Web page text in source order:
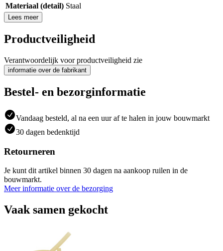
Materiaal (detail) Staal
Lees meer
Productveiligheid
Verantwoordelijk voor productveiligheid zie
informatie over de fabrikant
Bestel- en bezorginformatie
Vandaag besteld, al na een uur af te halen in jouw bouwmarkt
30 dagen bedenktijd
Retourneren
Je kunt dit artikel binnen 30 dagen na aankoop ruilen in de
bouwmarkt.
Meer informatie over de bezorging
Vaak samen gekocht